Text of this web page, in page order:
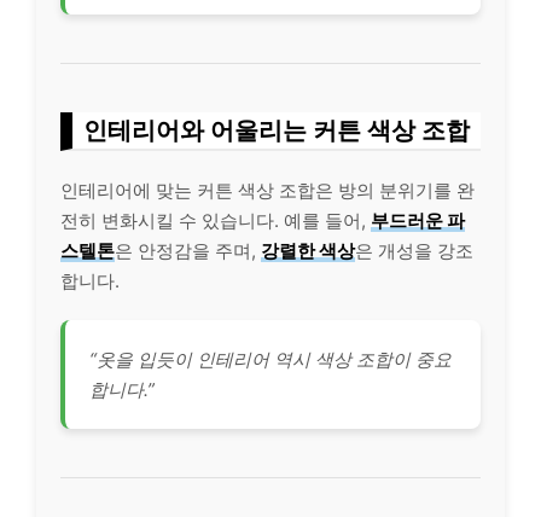
인테리어와 어울리는 커튼 색상 조합
인테리어에 맞는 커튼 색상 조합은 방의 분위기를 완
전히 변화시킬 수 있습니다. 예를 들어, 부드러운 파
스텔톤은 안정감을 주며, 강렬한 색상은 개성을 강조
합니다.
“옷을 입듯이 인테리어 역시 색상 조합이 중요
합니다.”